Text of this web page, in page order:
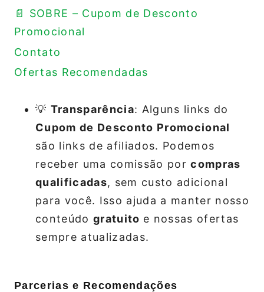
📄 SOBRE – Cupom de Desconto
Promocional
Contato
Ofertas Recomendadas
💡 Transparência: Alguns links do
Cupom de Desconto Promocional
são links de afiliados. Podemos
receber uma comissão porcompras
qualificadas, sem custo adicional
para você. Isso ajuda a manter nosso
conteúdo gratuito e nossas ofertas
sempre atualizadas.
Parcerias e Recomendações